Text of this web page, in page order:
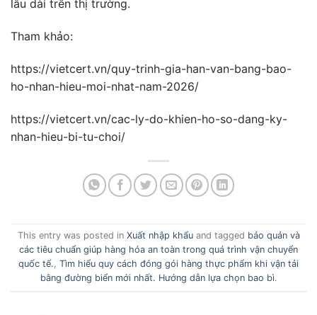
lâu dài trên thị trường.
Tham khảo:
https://vietcert.vn/quy-trinh-gia-han-van-bang-bao-
ho-nhan-hieu-moi-nhat-nam-2026/
https://vietcert.vn/cac-ly-do-khien-ho-so-dang-ky-
nhan-hieu-bi-tu-choi/
This entry was posted in Xuất nhập khẩuand tagged bảo quản và
các tiêu chuẩn giúp hàng hóa an toàn trong quá trình vận chuyển
quốc tế. Tìm hiểu quy cách đóng gói hàng thực phẩm khi vận tải
bằng đường biển mới nhất. Hướng dẫn lựa chọn bao bì.